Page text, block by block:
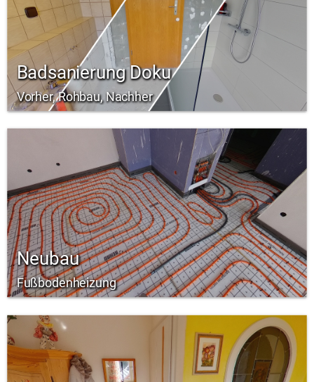
Badsanierung Doku
Vorher, Rohbau, Nachher
Neubau
Fußbodenheizung